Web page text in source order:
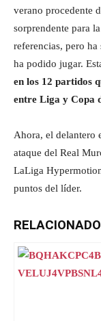
verano procedente
sorprendente para
referencias, pero
ha podido jugar.
en los 12 partidos
entre Liga y Copa
Ahora, el delantero
ataque del Real
LaLiga
puntos del líder.